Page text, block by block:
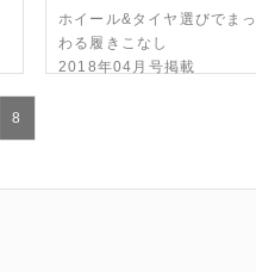
ホイール&タイヤ選びでま
わる履きこなし
2018年04月号掲載
8